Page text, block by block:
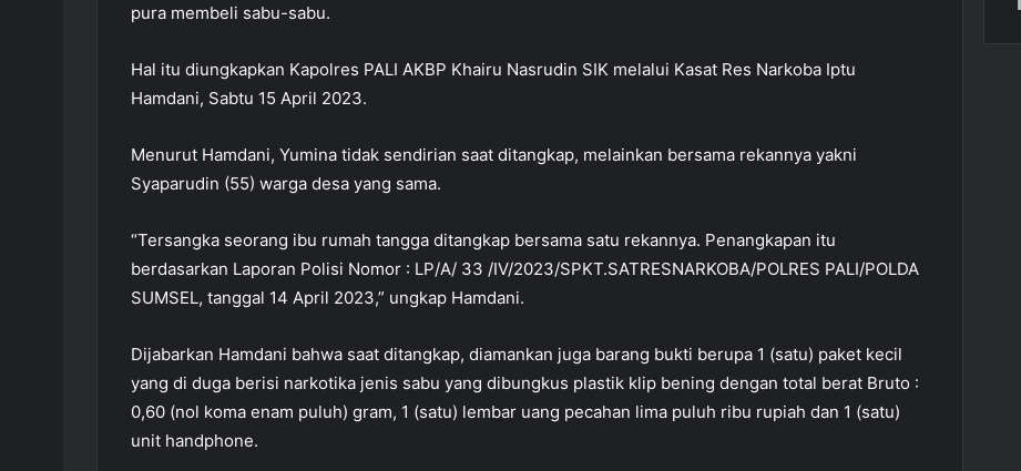
pura membeli sabu-sabu.
Hal itu diungkapkan Kapolres PALI AKBP Khairu Nasrudin SIK melalui Kasat Res Narkoba Iptu
Hamdani, Sabtu 15 April 2023.
Menurut Hamdani, Yumina tidak sendirian saat ditangkap, melainkan bersama rekannya yakni
Syaparudin (55) warga desa yang sama.
“Tersangka seorang ibu rumah tangga ditangkap bersama satu rekannya. Penangkapan itu
berdasarkan Laporan Polisi Nomor : LP/A/ 33 /IV/2023/SPKT.SATRESNARKOBA/POLRES PALI/POLDA
SUMSEL, tanggal 14 April 2023,” ungkap Hamdani.
Dijabarkan Hamdani bahwa saat ditangkap, diamankan juga barang bukti berupa 1 (satu) paket kecil
yang di duga berisi narkotika jenis sabu yang dibungkus plastik klip bening dengan total berat Bruto :
0,60 (nol koma enam puluh) gram, 1 (satu) lembar uang pecahan lima puluh ribu rupiah dan 1 (satu)
unit handphone.